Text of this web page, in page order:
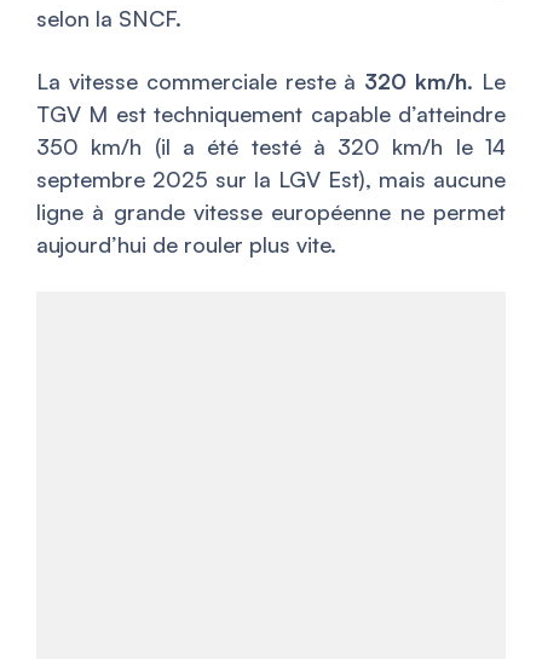
selon la SNCF.
La vitesse commerciale reste à 320 km/h. Le
TGV M est techniquement capable d’atteindre
350 km/h (il a été testé à 320 km/h le 14
septembre 2025 sur la LGV Est), mais aucune
ligne à grande vitesse européenne ne permet
aujourd’hui de rouler plus vite.